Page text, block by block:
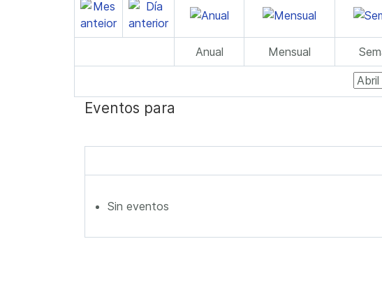
Anual Mensual
Eventos para
Sin eventos